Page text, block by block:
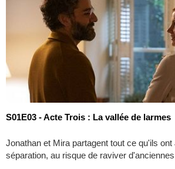
S01E03 - Acte Trois : La vallée de larmes
Jonathan et Mira partagent tout ce qu'ils
séparation, au risque de raviver